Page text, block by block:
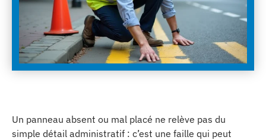
Un panneau absent ou mal placé ne relève pas du
simple détail administratif : c’est une faille qui peut